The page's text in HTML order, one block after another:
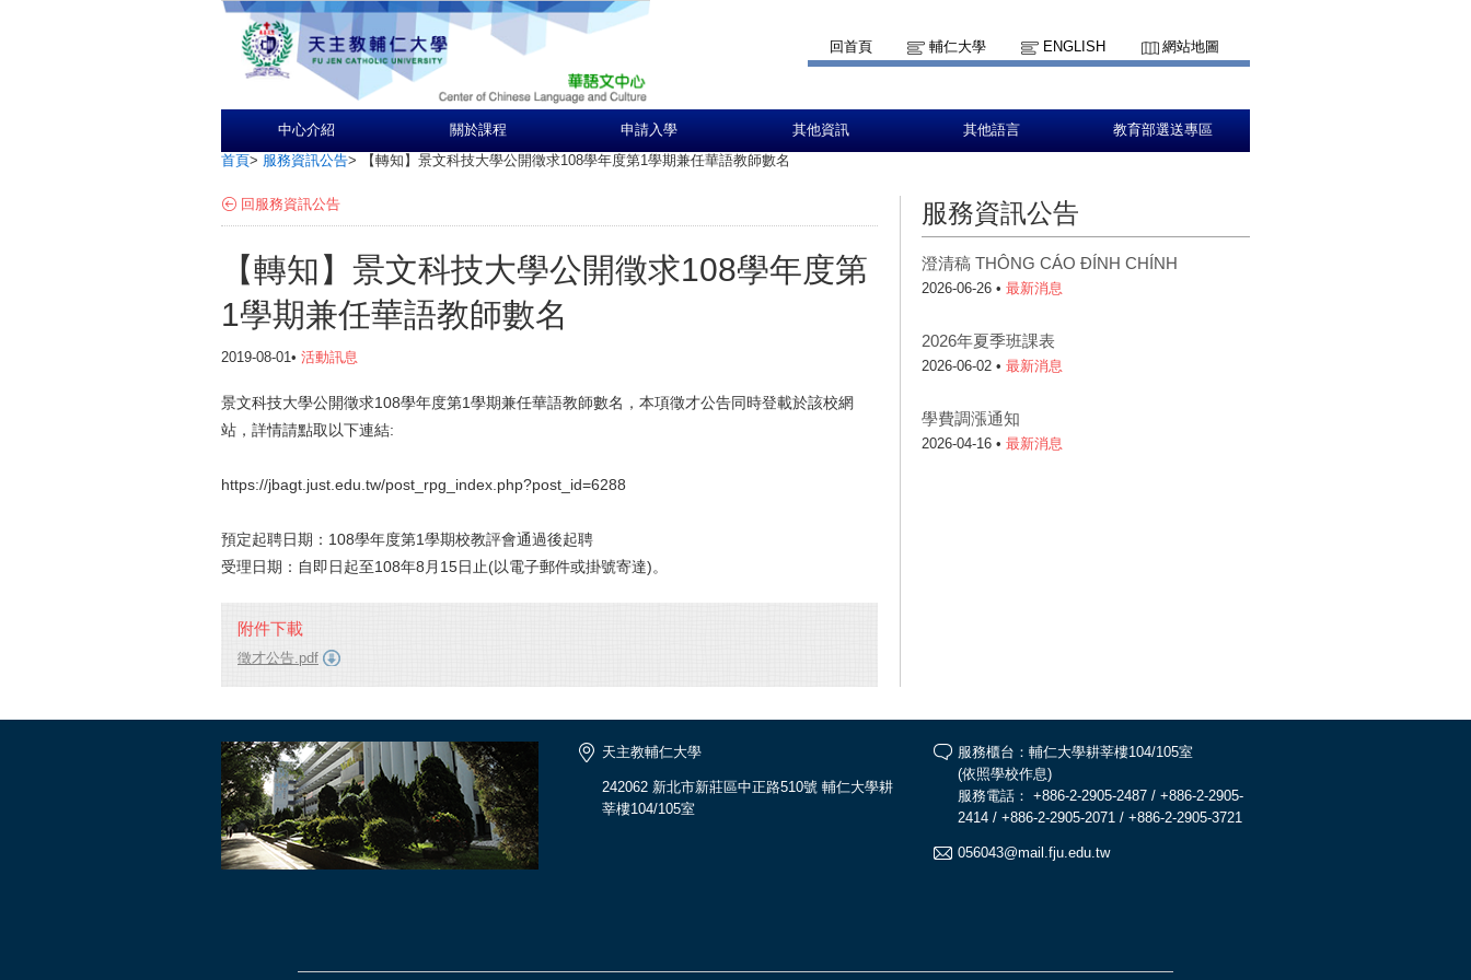
回首頁 輔仁大學 ENGLISH 網站地圖
中心介紹 關於課程 申請入學 其他資訊 其他語言 教育部選送專區
首頁> 服務資訊公告> 【轉知】景文科技大學公開徵求108學年度第1學期兼任華語教師數名
回服務資訊公告
【轉知】景文科技大學公開徵求108學年度第
1學期兼任華語教師數名
2019-08-01• 活動訊息
景文科技大學公開徵求108學年度第1學期兼任華語教師數名，本項徵才公告同時登載於該校網
站，詳情請點取以下連結:
https://jbagt.just.edu.tw/post_rpg_index.php?post_id=6288
預定起聘日期：108學年度第1學期校教評會通過後起聘
受理日期：自即日起至108年8月15日止(以電子郵件或掛號寄達)。
附件下載
徵才公告.pdf
服務資訊公告
澄清稿 THÔNG CÁO ĐÍNH CHÍNH
2026-06-26 • 最新消息
2026年夏季班課表
2026-06-02 • 最新消息
學費調漲通知
2026-04-16 • 最新消息
天主教輔仁大學
242062 新北市新莊區中正路510號 輔仁大學耕
莘樓104/105室
服務櫃台：輔仁大學耕莘樓104/105室
(依照學校作息)
服務電話： +886-2-2905-2487 / +886-2-2905-
2414 / +886-2-2905-2071 / +886-2-2905-3721
056043@mail.fju.edu.tw